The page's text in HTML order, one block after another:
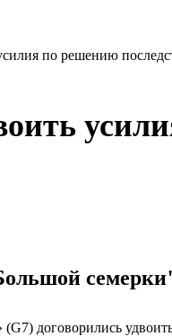
по решению
договорились